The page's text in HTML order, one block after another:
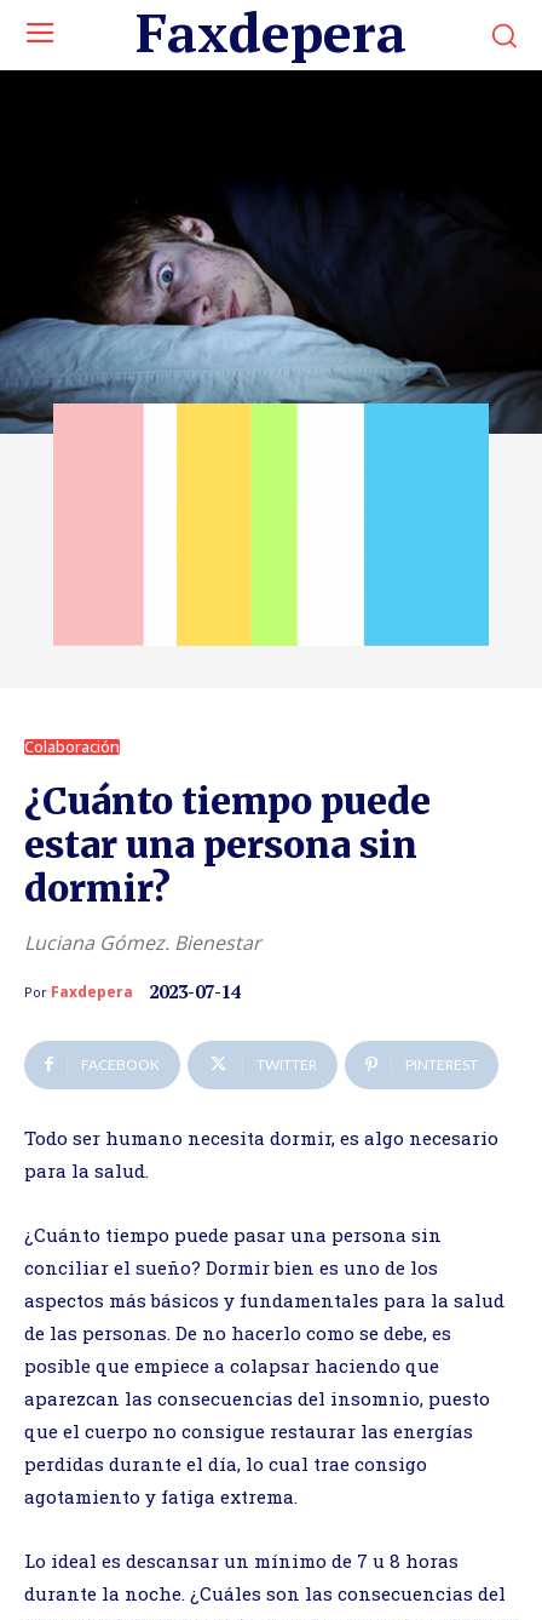
Faxdepera
Colaboración
¿Cuánto tiempo puede
estar una persona sin
dormir?
Luciana Gómez. Bienestar
Por Faxdepera 2023-07-14
FACEBOOK TWITTER PINTEREST
Todo ser humano necesita dormir, es algo necesario
para la salud.
¿Cuánto tiempo puede pasar una persona sin
conciliar el sueño? Dormir bien es uno de los
aspectos más básicos y fundamentales para la salud
de las personas. De no hacerlo como se debe, es
posible que empiece a colapsar haciendo que
aparezcan las consecuencias del insomnio, puesto
que el cuerpo no consigue restaurar las energías
perdidas durante el día, lo cual trae consigo
agotamiento y fatiga extrema.
Lo ideal es descansar un mínimo de 7 u 8 horas
durante la noche. ¿Cuáles son las consecuencias del